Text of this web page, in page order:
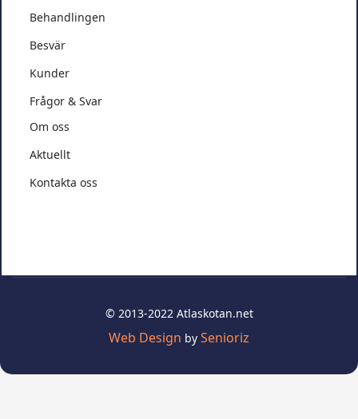
Behandlingen
Besvär
Kunder
Frågor & Svar
Om oss
Aktuellt
Kontakta oss
© 2013-2022 Atlaskotan.net
Web Design by Senioriz